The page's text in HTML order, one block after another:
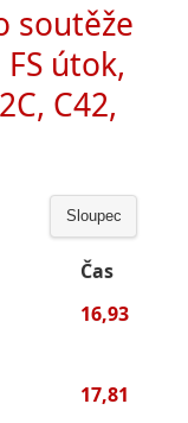
soutěže
útok,
C42,
Sloupec
Čas
16,93
17,81